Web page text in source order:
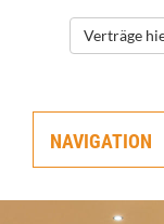
Verträge
NAVIGATION